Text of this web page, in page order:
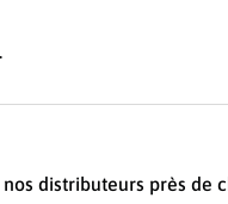
distributeurs près de